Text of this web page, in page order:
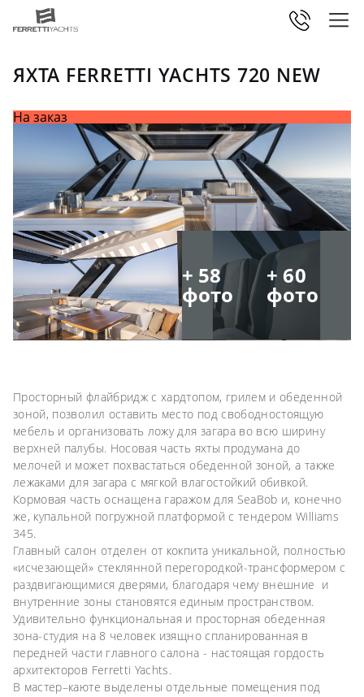
ЯХТА FERRETTI YACHTS 720 NEW
На заказ
+ 58
фото
+ 60
фото
Просторный флайбридж c хардтопом, грилем и обеденной
зоной, позволил оставить место под свободностоящую
мебель и организовать ложу для загара во всю ширину
верхней палубы. Носовая часть яхты продумана до
мелочей и может похвастаться обеденной зоной, а также
лежаками для загара с мягкой влагостойкий обивкой.
Кормовая часть оснащена гаражом для SeaBob и, конечно
же, купальной погружной платформой с тендером Williams
345.
Главный салон отделен от кокпита уникальной, полностью
«исчезающей» стеклянной перегородкой-трансформером с
раздвигающимися дверями, благодаря чему внешние и
внутренние зоны становятся единым пространством.
Удивительно функциональная и просторная обеденная
зона-студия на 8 человек изящно спланированная в
передней части главного салона - настоящая гордость
архитекторов Ferretti Yachts.
В мастер–каюте выделены отдельные помещения под